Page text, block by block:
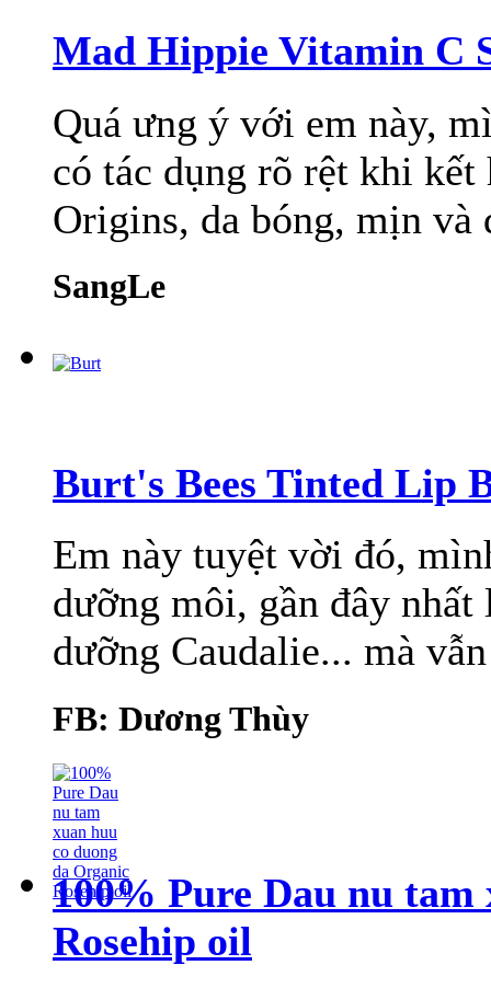
Mad Hippie Vitamin C
Quá ưng ý với em này,
có tác dụng rõ rệt khi
Origins, da bóng, mịn
SangLe
Burt's Bees Tinted Lip
Em này tuyệt vời đó,
dưỡng môi, gần đây nhất
dưỡng Caudalie... mà
FB: Dương Thùy
100% Pure Dau nu
Rosehip oil